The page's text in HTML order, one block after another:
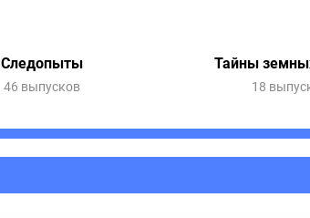
Следопыты
46 выпусков
Тайны
18